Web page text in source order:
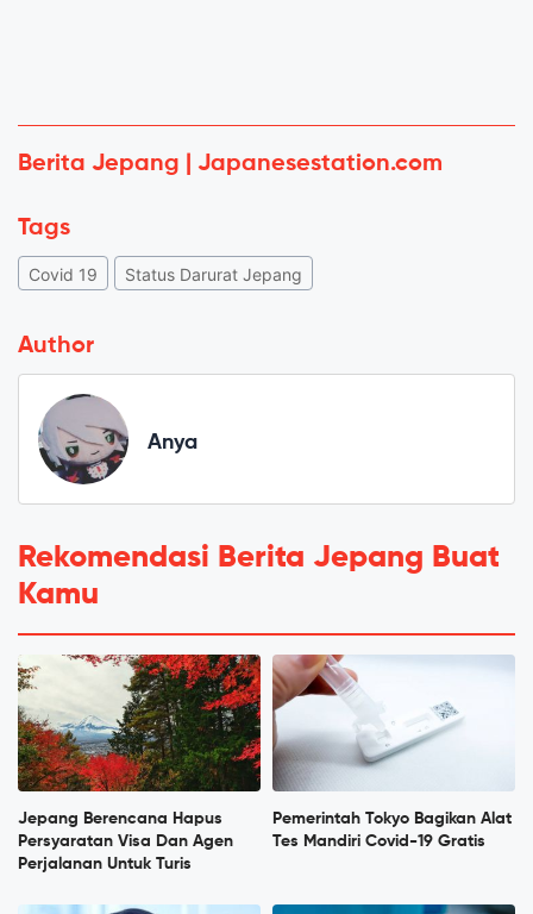
Berita Jepang | Japanesestation.com
Tags
Covid 19 Status Darurat Jepang
Author
Anya
Rekomendasi Berita Jepang Buat
Kamu
Jepang Berencana Hapus
Persyaratan Visa Dan Agen
Perjalanan Untuk Turis
Pemerintah Tokyo Bagikan Alat
Tes Mandiri Covid-19 Gratis